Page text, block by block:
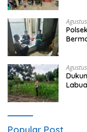
Popular Post